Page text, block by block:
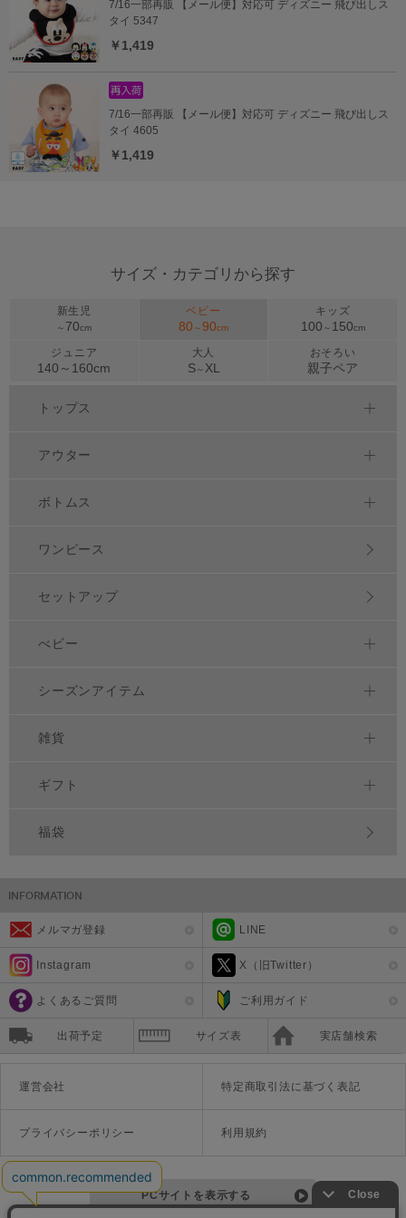
7/16一部再販 【メール便】対応可 ディズニー 飛び出しス
タイ 5347
￥1,419
7/16一部再販 【メール便】対応可 ディズニー 飛び出しス
タイ 4605
￥1,419
サイズ・カテゴリから探す
新生児
～ 70cm
ベビー
80 ～90cm
キッズ
100 ～ 150cm
ジュニア
140～ 160cm
大人
S～ XL
おそろい
親子ペア
トップス
アウター
ボトムス
ワンピース
セットアップ
べビー
シーズンアイテム
雑貨
ギフト
福袋
メルマガ登録 LINE
Instagram X（旧Twitter）
よくあるご質問 ご利用ガイド
出荷予定 サイズ表 実店舗検索
運営会社 特定商取引法に基づく表記
プライバシーポリシー 利用規約
PCサイトを表示する